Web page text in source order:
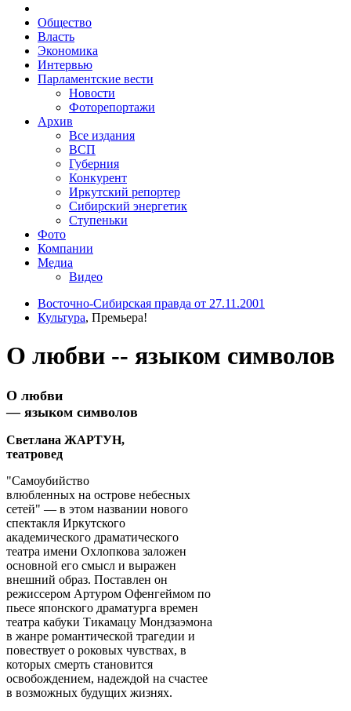
Общество
Власть
Экономика
Интервью
Парламентские вести
Новости
Фоторепортажи
Архив
Все издания
ВСП
Губерния
Конкурент
Иркутский репортер
Сибирский энергетик
Ступеньки
Фото
Компании
Медиа
Видео
Восточно-Сибирская правда от 27.11.2001
Культура, Премьера!
О любви -- языком символов
О любви
— языком символов
Светлана ЖАРТУН,
театровед
"Самоубийство
влюбленных на острове небесных
сетей" — в этом названии нового
спектакля Иркутского
академического драматического
театра имени Охлопкова заложен
основной его смысл и выражен
внешний образ. Поставлен он
режиссером Артуром Офенгеймом по
пьесе японского драматурга времен
театра кабуки Тикамацу Мондзаэмона
в жанре романтической трагедии и
повествует о роковых чувствах, в
которых смерть становится
освобождением, надеждой на счастее
в возможных будущих жизнях.